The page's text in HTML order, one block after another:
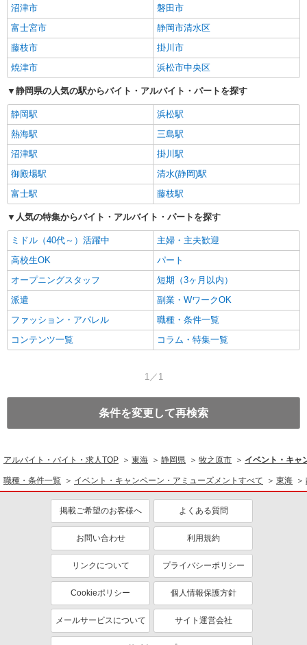
沼津市
磐田市
富士宮市
静岡市清水区
藤枝市
掛川市
焼津市
浜松市中央区
静岡県の人気の駅からバイト・アルバイト・パートを探す
静岡駅
浜松駅
熱海駅
三島駅
沼津駅
掛川駅
御殿場駅
清水(静岡)駅
富士駅
藤枝駅
人気の特集からバイト・アルバイト・パートを探す
ミドル（40代～）活躍中
主婦・主夫歓迎
高校生OK
パート
オープニングスタッフ
短期（3ヶ月以内）
派遣
副業・WワークOK
ファッション・アパレル
職種・条件一覧
コンテンツ一覧
コラム・特集一覧
1／1
条件を変更して再検索
アルバイト・バイト・求人TOP 東海 静岡県 牧之原市 イベント・キャ
職種・条件一覧 イベント・キャンペーン・アミューズメントすべて 東海
掲載ご希望のお客様へ よくある質問
お問い合わせ 利用規約
リンクについて プライバシーポリシー
Cookieポリシー 個人情報保護方針
メールサービスについて サイト運営会社